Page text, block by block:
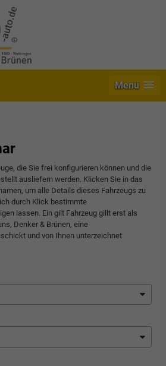
Menü
die Sie frei konfigurieren können und die
ausliefern werden. Klicken Sie in das
um alle Details dieses Fahrzeugs zu
durch Klick bestimmte
lassen. Ein gilt Fahrzeug gillt erst als
Denker & Brünen, eine
und von Ihnen unterzeichnet